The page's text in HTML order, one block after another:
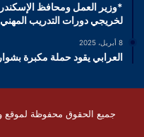
*وزير العمل ومحافظ
لخريجي دورات التدريب المهني
8 أبريل، 2025
العرابي يقود حملة مكبرة
جميع الحقوق محفوظة لموقع و